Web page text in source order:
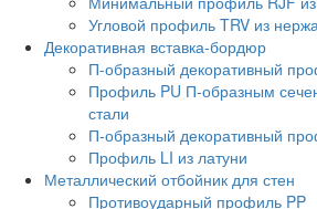
Угловой профиль TRV из
Декоративная вставка-бордюр
П-образный декоративный
Профиль PU П-образным
стали
П-образный декоративный
Профиль LI из латуни
Металлический отбойник для стен
Противоударный профиль PP